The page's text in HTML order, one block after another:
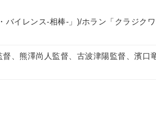
イレンス‐相棒‐」)/ホラン「クラジク
、熊澤尚人監督、古波津陽監督、濱口